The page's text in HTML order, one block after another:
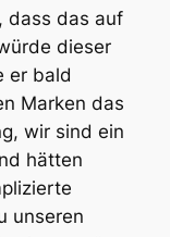
dass das auf
dieser
er bald
Marken das
wir sind ein
hätten
unseren